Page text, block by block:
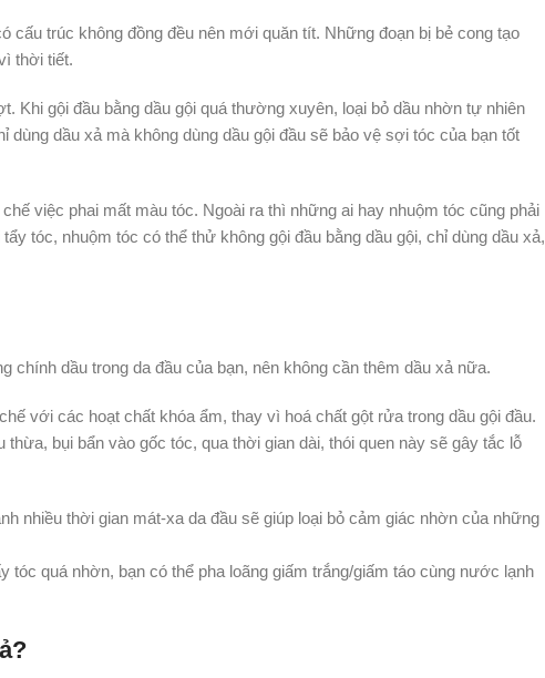
trúc không đồng đều nên mới quăn tít. Những đoạn bị bẻ cong tạo
thời tiết.
Khi gội đầu bằng dầu gội quá thường xuyên, loại bỏ dầu nhờn tự nhiên
dầu xả mà không dùng dầu gội đầu sẽ bảo vệ sợi tóc của bạn tốt
việc phai mất màu tóc. Ngoài ra thì những ai hay nhuộm tóc cũng phải
tóc, nhuộm tóc có thể thử không gội đầu bằng dầu gội, chỉ dùng dầu xả,
chính dầu trong da đầu của bạn, nên không cần thêm dầu xả nữa.
với các hoạt chất khóa ẩm, thay vì hoá chất gột rửa trong dầu gội đầu.
bụi bẩn vào gốc tóc, qua thời gian dài, thói quen này sẽ gây tắc lỗ
nhiều thời gian mát-xa da đầu sẽ giúp loại bỏ cảm giác nhờn của những
tóc quá nhờn, bạn có thể pha loãng giấm trắng/giấm táo cùng nước lạnh